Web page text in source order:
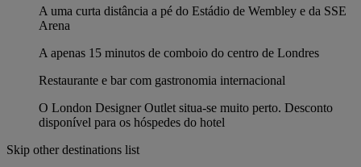
A uma curta distância a pé do Estádio de Wembley e da SSE
Arena
A apenas 15 minutos de comboio do centro de Londres
Restaurante e bar com gastronomia internacional
O London Designer Outlet situa-se muito perto. Desconto
disponível para os hóspedes do hotel
Skip other destinations list